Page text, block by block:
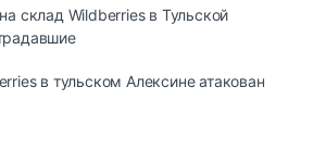
склад Wildberries в Тульской
в тульском Алексине атакован